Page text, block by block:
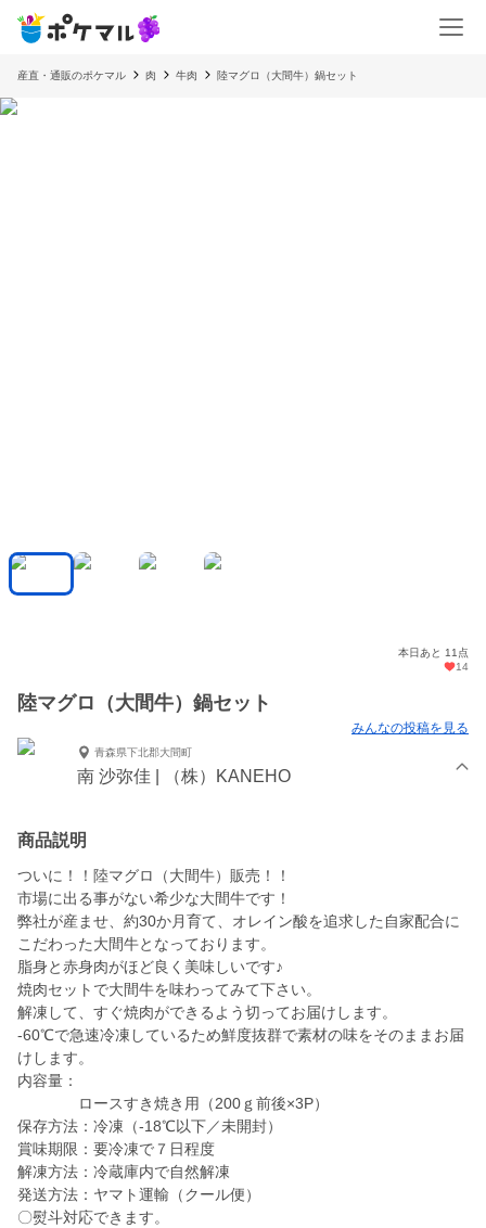
産直・通販のポケマル 肉 牛肉 陸マグロ（大間牛）鍋セット
本日あと 11点
14
陸マグロ（大間牛）鍋セット
みんなの投稿を見る
青森県下北郡大間町
南 沙弥佳 | （株）KANEHO
商品説明
ついに！！陸マグロ（大間牛）販売！！
市場に出る事がない希少な大間牛です！
弊社が産ませ、約30か月育て、オレイン酸を追求した自家配合に
こだわった大間牛となっております。
脂身と赤身肉がほど良く美味しいです♪
焼肉セットで大間牛を味わってみて下さい。
解凍して、すぐ焼肉ができるよう切ってお届けします。
-60℃で急速冷凍しているため鮮度抜群で素材の味をそのままお届
けします。
内容量：
ロースすき焼き用（200ｇ前後×3P）
保存方法：冷凍（-18℃以下／未開封）
賞味期限：要冷凍で７日程度
解凍方法：冷蔵庫内で自然解凍
発送方法：ヤマト運輸（クール便）
〇熨斗対応できます。